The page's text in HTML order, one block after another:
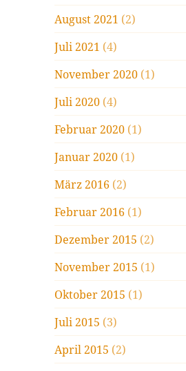
August 2021 (2)
Juli 2021 (4)
November 2020 (1)
Juli 2020 (4)
Februar 2020 (1)
Januar 2020 (1)
März 2016 (2)
Februar 2016 (1)
Dezember 2015 (2)
November 2015 (1)
Oktober 2015 (1)
Juli 2015 (3)
April 2015 (2)